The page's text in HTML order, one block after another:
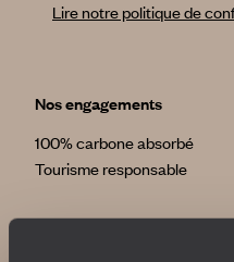
Lire notre politique de
Nos engagements
100% carbone absorbé
Tourisme responsable